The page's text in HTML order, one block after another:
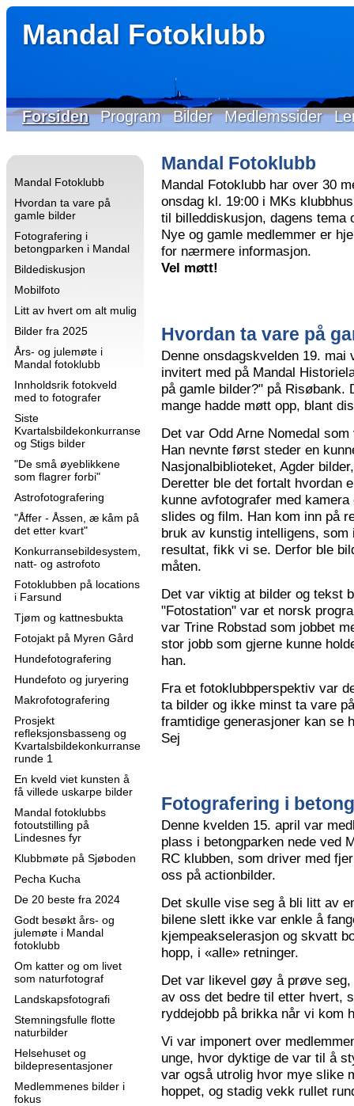
Mandal Fotoklubb
Forsiden Program Bilder Medlemssider
Mandal Fotoklubb
Hvordan ta vare på
gamle bilder
Fotografering i
betongparken i Mandal
Bildediskusjon
Mobilfoto
Litt av hvert om alt mulig
Bilder fra 2025
Års- og julemøte i
Mandal fotoklubb
Innholdsrik fotokveld
med to fotografer
Siste
Kvartalsbildekonkurranse
og Stigs bilder
"De små øyeblikkene
som flagrer forbi"
Astrofotografering
"Åffer - Åssen, æ kåm på
det etter kvart"
Konkurransebildesystem,
natt- og astrofoto
Fotoklubben på locations
i Farsund
Tjøm og kattnesbukta
Fotojakt på Myren Gård
Hundefotografering
Hundefoto og juryering
Makrofotografering
Prosjekt
refleksjonsbasseng og
Kvartalsbildekonkurranse
runde 1
En kveld viet kunsten å
få villede uskarpe bilder
Mandal fotoklubbs
fotoutstilling på
Lindesnes fyr
Klubbmøte på Sjøboden
Pecha Kucha
De 20 beste fra 2024
Godt besøkt års- og
julemøte i Mandal
fotoklubb
Om katter og om livet
som naturfotograf
Landskapsfotografi
Stemningsfulle flotte
naturbilder
Helsehuset og
bildepresentasjoner
Medlemmenes bilder i
fokus
Mandal Fotoklubb
Mandal Fotoklubb har over 30
onsdag kl. 19:00 i MKs
til billeddiskusjon, dagens
Nye og gamle medlemmer er
for nærmere informasjon.
Vel møtt!
Hvordan ta vare på
Denne onsdagskvelden 19.
invitert med på Mandal
på gamle bilder?" på
mange hadde møtt opp, blant
Det var Odd Arne Nomedal
Han nevnte først steder en
Nasjonalbiblioteket, Agder
Deretter ble det fortalt hvordan
kunne avfotografer med
slides og film. Han kom inn på
bruk av kunstig intelligens,
resultat, fikk vi se. Derfor ble
måten.
Det var viktig at bilder og tekst
"Fotostation" var et norsk
var Trine Robstad som jobbet
stor jobb som gjerne kunne
han.
Fra et fotoklubbperspektiv var
ta bilder og ikke minst ta vare
framtidige generasjoner kan se
Sej
Fotografering i
Denne kvelden 15. april var
plass i betongparken nede ved
RC klubben, som driver med
oss på actionbilder.
Det skulle vise seg å bli litt av
bilene slett ikke var enkle å
kjempeakselerasjon og skvatt
hopp, i «alle» retninger.
Det var likevel gøy å prøve
av oss det bedre til etter hvert,
ryddejobb på brikka når vi kom
Vi var imponert over
unge, hvor dyktige de var til å
var også utrolig hvor mye slike
hoppet, og stadig vekk rullet